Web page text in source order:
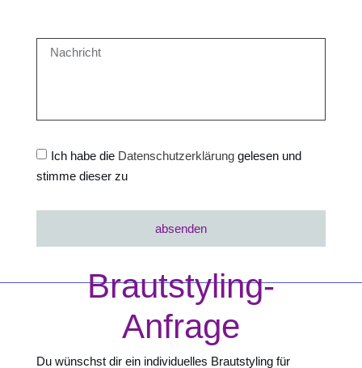
Ich habe die Datenschutzerklärunggelesen und
stimme dieser zu
absenden
Brautstyling-
Anfrage
Du wünschst dir ein individuelles Brautstyling für